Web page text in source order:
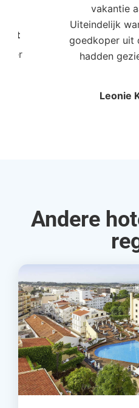
vakantie
Uiteindelijk
goedkoper uit
hadden
Leonie
Andere